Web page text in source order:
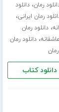
رمان،دانلود
رمان ایرانی،
،دانلود رمان
،دانلود رمان
دانلود کتاب